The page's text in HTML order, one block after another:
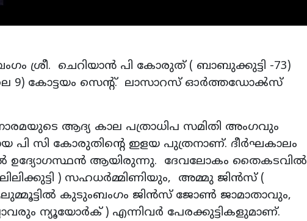
ശ്രീ. ചെറിയാൻ പി കോരുത് ( ബാബുക്കുട്ടി -73)
9) കോട്ടയം സെന്റ്. ലാസാറസ് ഓർത്തഡോൿസ്‌
ആദ്യ കാല പത്രാധിപ സമിതി അംഗവും
പി സി കോരുതിന്റെ ഇളയ പുത്രനാണ്. ദീർഘകാലം
ഉദ്യോഗസ്ഥൻ ആയിരുന്നു. ദേവലോകം തൈകടവിൽ
) സഹധർമ്മിണിയും, അമ്മു ജിൻസ് (
കുടുംബംഗം ജിൻസ് ജോൺ ജാമാതാവും,
ന്യൂയോർക് ) എന്നിവർ പേരക്കുട്ടികളുമാണ്.